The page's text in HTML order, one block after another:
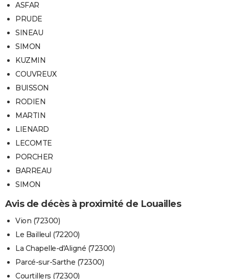
ASFAR
PRUDE
SINEAU
SIMON
KUZMIN
COUVREUX
BUISSON
RODIEN
MARTIN
LIENARD
LECOMTE
PORCHER
BARREAU
SIMON
Avis de décès à proximité de Louailles
Vion (72300)
Le Bailleul (72200)
La Chapelle-d'Aligné (72300)
Parcé-sur-Sarthe (72300)
Courtillers (72300)